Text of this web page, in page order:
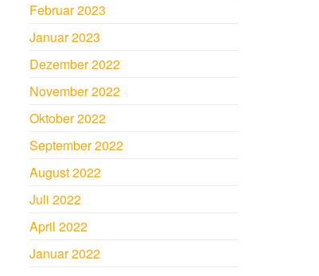
Februar 2023
Januar 2023
Dezember 2022
November 2022
Oktober 2022
September 2022
August 2022
Juli 2022
April 2022
Januar 2022